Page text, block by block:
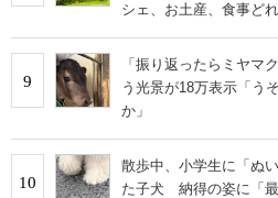
シェ、お土産、食事ど
9
「振り返ったらミヤマ
う光景が18万表示「う
か」
10
散歩中、小学生に「ぬ
た子犬 納得の姿に「